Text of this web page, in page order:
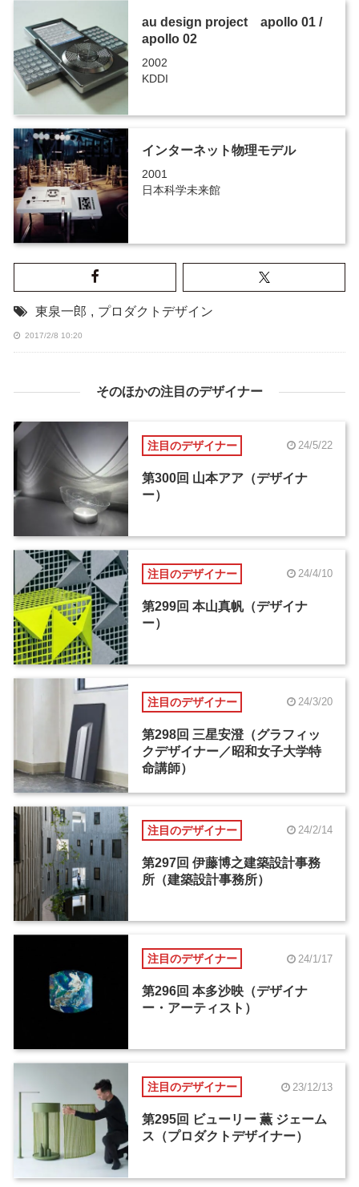
au design project apollo 01 /
apollo 02
2002
KDDI
インターネット物理モデル
2001
日本科学未来館
東泉一郎 , プロダクトデザイン
2017/2/8 10:20
そのほかの注目のデザイナー
注目のデザイナー 24/5/22
第300回 山本アア（デザイナ
ー）
注目のデザイナー 24/4/10
第299回 本山真帆（デザイナ
ー）
注目のデザイナー 24/3/20
第298回 三星安澄（グラフィッ
クデザイナー／昭和女子大学特
命講師）
注目のデザイナー 24/2/14
第297回 伊藤博之建築設計事務
所（建築設計事務所）
注目のデザイナー 24/1/17
第296回 本多沙映（デザイナ
ー・アーティスト）
注目のデザイナー 23/12/13
第295回 ビューリー 薫 ジェーム
ス（プロダクトデザイナー）